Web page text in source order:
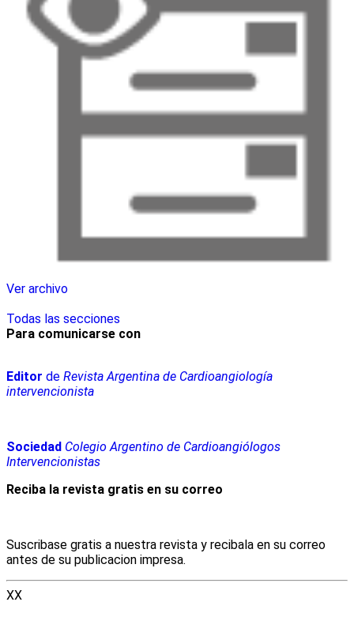
Ver archivo
Todas las secciones
Para comunicarse con
Editor de Revista Argentina de Cardioangiología
intervencionista
Sociedad Colegio Argentino de Cardioangiólogos
Intervencionistas
Reciba la revista gratis en su correo
Suscribase gratis a nuestra revista y recibala en su correo
antes de su publicacion impresa.
XX